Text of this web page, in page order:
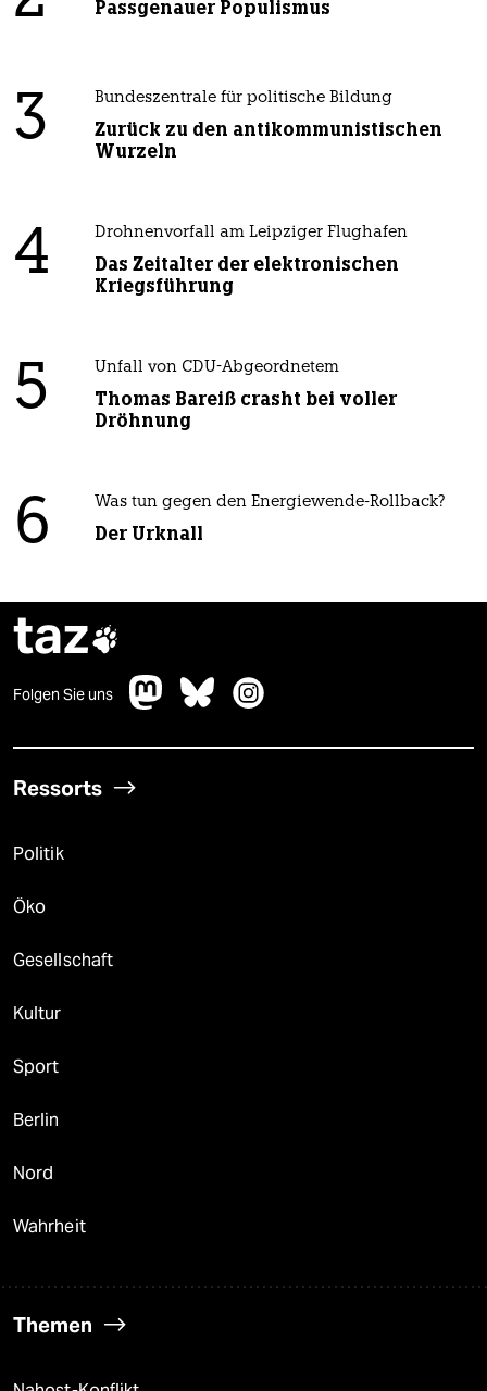
Passgenauer Populismus
3 Bundeszentrale für politische Bildung
Zurück zu den antikommunistischen
Wurzeln
4 Drohnenvorfall am Leipziger Flughafen
Das Zeitalter der elektronischen
Kriegsführung
5 Unfall von CDU-Abgeordnetem
Thomas Bareiß crasht bei voller
Dröhnung
6 Was tun gegen den Energiewende-Rollback?
Der Urknall
taz
Folgen Sie uns
Ressorts
Politik
Öko
Gesellschaft
Kultur
Sport
Berlin
Nord
Wahrheit
Themen